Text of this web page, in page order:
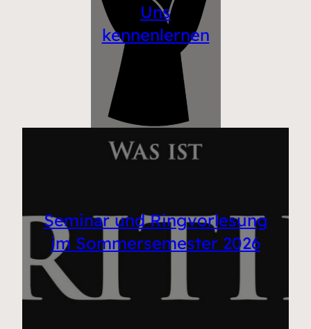
Uns
kennenlernen
Seminar und Ringvorlesung
im Sommersemester 2026